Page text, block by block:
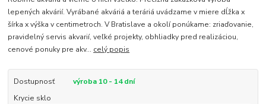
lepených akvárií. Vyrábané akváriá a teráriá uvádzame v miere dĺžka x
šírka x výška v centimetroch. V Bratislave a okolí ponúkame: zriaďovanie,
pravidelný servis akvarií, veľké projekty, obhliadky pred realizáciou,
cenové ponuky pre akv... celý popis
Dostupnosť
výroba 10 - 14 dní
Krycie sklo